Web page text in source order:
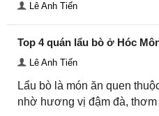
Lê Anh Tiến
Top 4 quán lẩu bò ở Hóc
Lê Anh Tiến
Lẩu bò là món ăn quen
nhờ hương vị đậm đà,